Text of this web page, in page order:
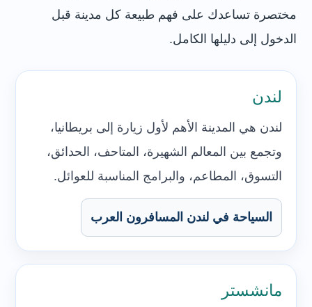
مختصرة تساعدك على فهم طبيعة كل مدينة قبل
الدخول إلى دليلها الكامل.
لندن
لندن هي المدينة الأهم لأول زيارة إلى بريطانيا،
وتجمع بين المعالم الشهيرة، المتاحف، الحدائق،
التسوق، المطاعم، والبرامج المناسبة للعوائل.
السياحة في لندن المسافرون العرب
مانشستر